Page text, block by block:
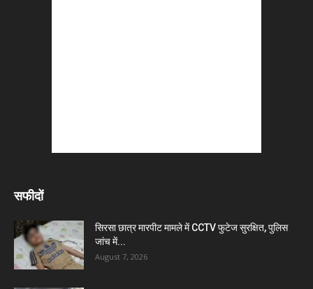
सफीदों
सिरसा छात्र मारपीट मामले में CCTV फुटेज सुरक्षित, पुलिस
जांच में...
August 7, 2026